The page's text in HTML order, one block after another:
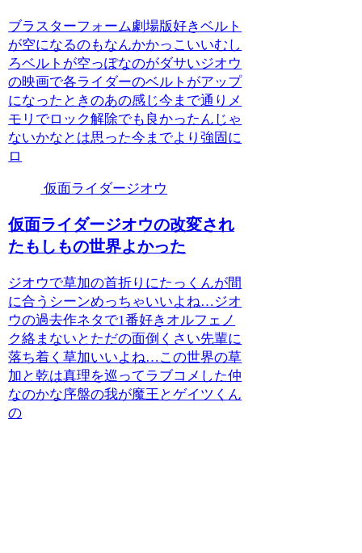
ブラスターフォーム劇場版好きベルト
が空になるのもなんかかっこいいむし
ろベルトが空っぽなのがダサいジオウ
の映画で各ライダーのベルトがアップ
になったときのあの感じ今まで通りメ
モリでロック解除でも良かったんじゃ
ないかなとは思った今までより強固に
ロ
仮面ライダージオウ
仮面ライダージオウの改変され
たもしもの世界よかった
ジオウで草加の首折りにたっくんが間
に合うシーンめっちゃいいよね…ジオ
ウの過去作ネタで1番好きオルフェノ
ク絡まないとただの面倒くさい先輩に
落ち着く草加いいよね…この世界の草
加と乾は真理を巡ってラブコメした仲
なのかな序盤の我が魔王とゲイツくん
の